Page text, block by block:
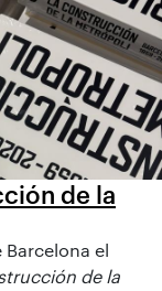
de la
Barcelona el
de la